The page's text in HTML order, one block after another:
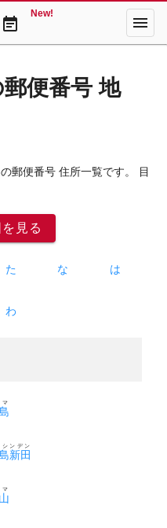
event_note
New! menu
便番号 地
の郵便番号 住所一覧です。 目
見る
た な は
わ
新田
ンデン